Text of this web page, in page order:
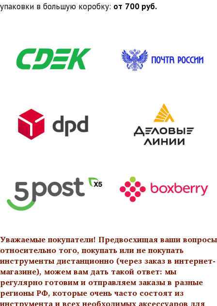
упаковки в большую коробку: от 700 руб.
Уважаемые покупатели! Предвосхищая ваши вопросы
относительно того, покупать или не покупать
инструменты дистанционно (через заказ в интернет-
магазине), можем вам дать такой ответ: мы
регулярно готовим и отправляем заказы в разные
регионы РФ, которые очень часто состоят из
инструмента и всех необходимых аксессуаров для